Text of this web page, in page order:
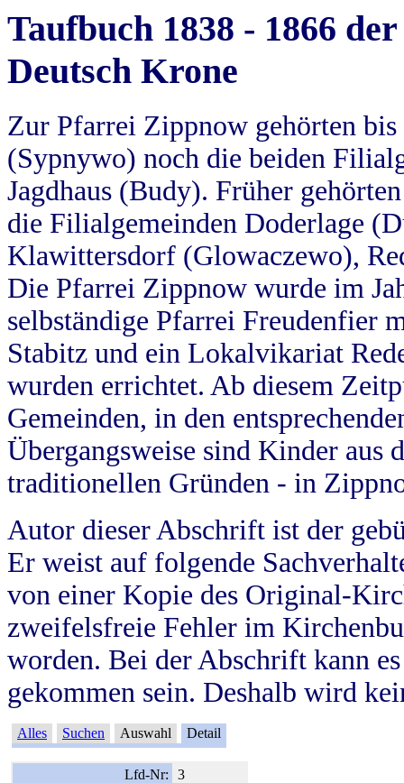
Taufbuch 1838 - 1866
Deutsch Krone
Zur Pfarrei Zippnow gehörten
(Sypnywo) noch die beiden
Jagdhaus (Budy). Früher
die Filialgemeinden Doderlage
Klawittersdorf (Glowaczewo),
Die Pfarrei Zippnow wurde im
selbständige Pfarrei Freudenfier
Stabitz und ein Lokalvikariat
wurden errichtet. Ab diesem
Gemeinden, in den
Übergangsweise sind Kinder aus
traditionellen Gründen - in
Autor dieser Abschrift ist der
Er weist auf folgende
von einer Kopie des Original-
zweifelsfreie Fehler im
worden. Bei der Abschrift kann
gekommen sein. Deshalb wird
Alles Suchen Auswahl Detail
Lfd-Nr:
3